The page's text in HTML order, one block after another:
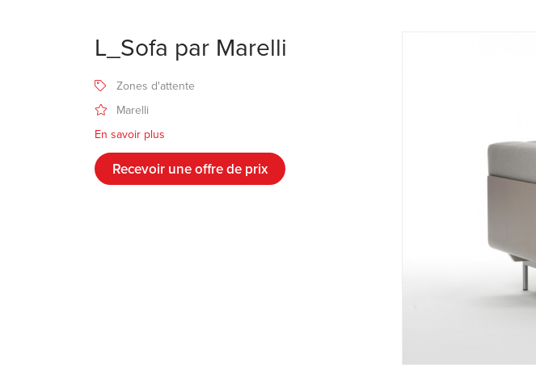
L_Sofa par Marelli
Zones d'attente
Marelli
En savoir plus
Recevoir une offre de prix